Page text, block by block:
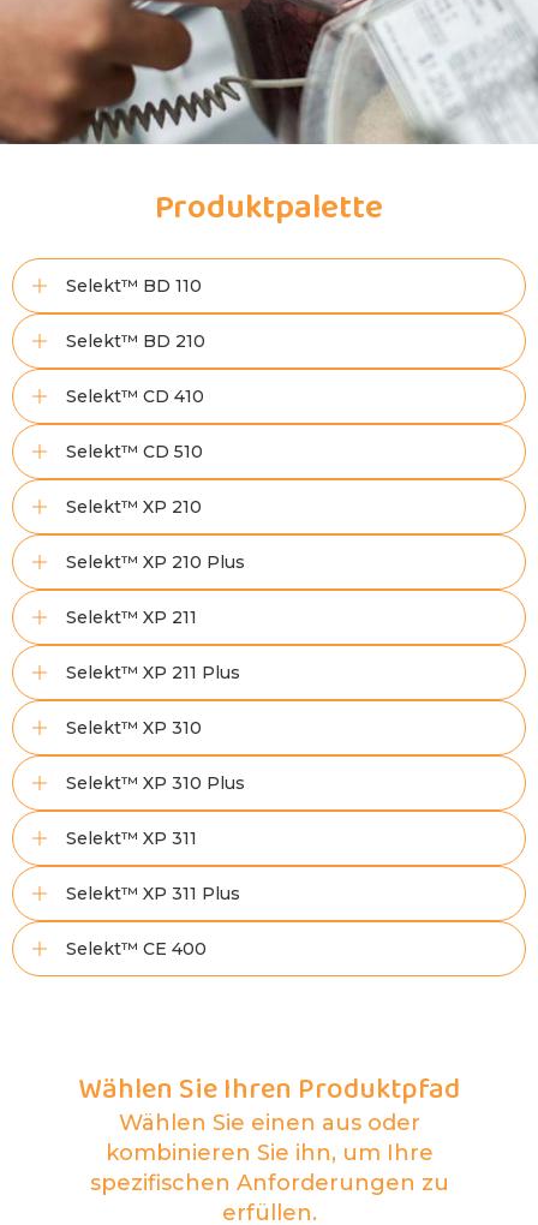
Produktpalette
Selekt™ BD 110
Selekt™ BD 210
Selekt™ CD 410
Selekt™ CD 510
Selekt™ XP 210
Selekt™ XP 210 Plus
Selekt™ XP 211
Selekt™ XP 211 Plus
Selekt™ XP 310
Selekt™ XP 310 Plus
Selekt™ XP 311
Selekt™ XP 311 Plus
Selekt™ CE 400
Wählen Sie Ihren Produktpfad
Wählen Sie einen aus oder
kombinieren Sie ihn, um Ihre
spezifischen Anforderungen zu
erfüllen.